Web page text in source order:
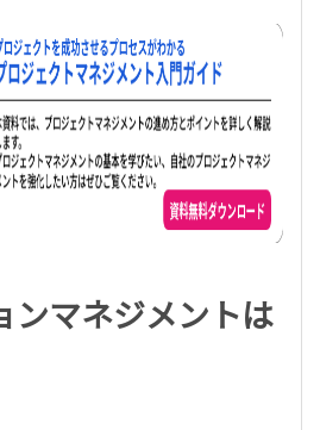
ンマネジメントは